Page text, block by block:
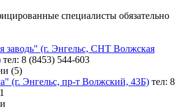
специалисты обязательно
заводь" (г. Энгельс, СНТ Волжская
тел: 8 (8453) 544-603
(5)
(г. Энгельс, пр-т Волжский, 43Б) тел: 8